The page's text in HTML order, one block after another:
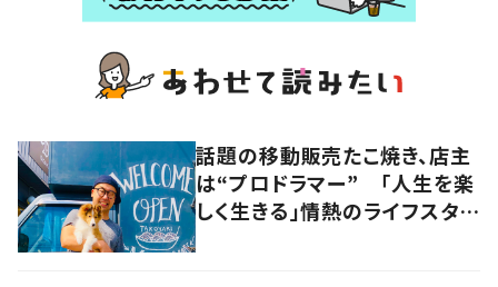
話題の移動販売たこ焼き、店主
は“プロドラマー” 「人生を楽
しく生きる」情熱のライフスタイ